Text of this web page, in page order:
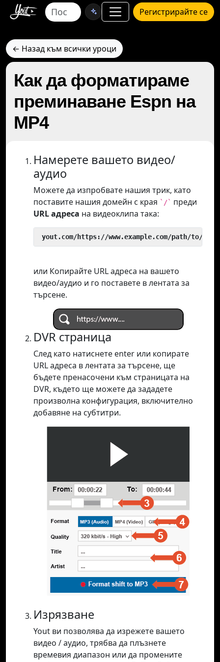
Регистрирайте се
← Назад към всички уроци
Как да форматираме
преминаване Espn на
MP4
Намерете вашето видео/
аудио
Можете да изпробвате нашия трик, като
поставите нашия домейн с края `/` преди
URL адреса на видеоклипа така:
yout.com/https://www.example.com/path/to/
или Копирайте URL адреса на вашето
видео/аудио и го поставете в лентата за
търсене.
DVR страница
След като натиснете enter или копирате
URL адреса в лентата за търсене, ще
бъдете пренасочени към страницата на
DVR, където ще можете да зададете
произволна конфигурация, включително
добавяне на субтитри.
Изрязване
Yout ви позволява да изрежете вашето
видео / аудио, трябва да плъзнете
времевия диапазон или да промените